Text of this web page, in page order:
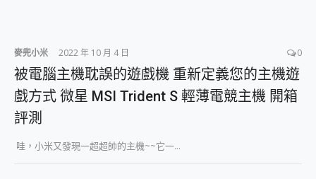
麥兜小米 2022 年 10 月 4 日 0
被電腦主機耽誤的遊戲機 重新定義您的主機遊
戲方式 微星 MSI Trident S 輕薄電競主機 開箱
評測
哇，小米又發現一超超帥的主機~~它一...